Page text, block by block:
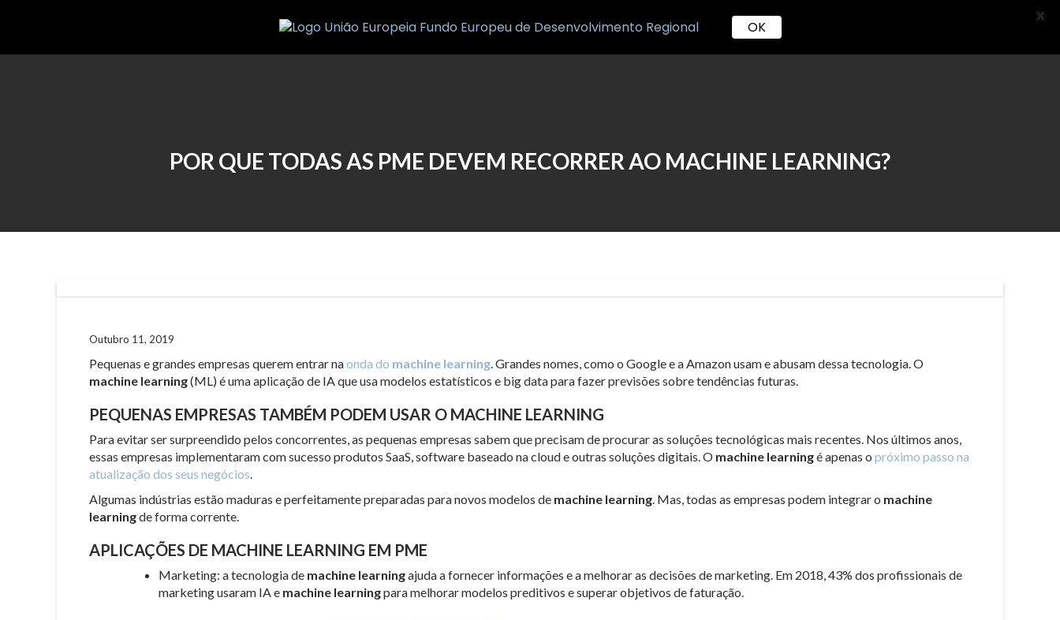
Serviços Loja
POR QUE TODAS AS PME DEVEM RECORRER AO MACHINE LEARNING?
Outubro 11, 2019
Pequenas e grandes empresas querem entrar naonda do machine learning. Grandes nomes, como o Google e a Amazon usam e abusam dessa tecnologia. O
machine learning(ML) é uma aplicação de IA que usa modelos estatísticos e big data para fazer previsões sobre tendências futuras.
PEQUENAS EMPRESAS TAMBÉM PODEM USAR O MACHINE LEARNING
Para evitar ser surpreendido pelos concorrentes, as pequenas empresas sabem que precisam de procurar as soluções tecnológicas mais recentes. Nos últimos anos,
essas empresas implementaram com sucesso produtos SaaS, software baseado na cloud e outras soluções digitais. O machine learningé apenas o próximo passo na
atualização dos seus negócios.
Algumas indústrias estão maduras e perfeitamente preparadas para novos modelos de machine learning. Mas, todas as empresas podem integrar o machine
learningde forma corrente.
APLICAÇÕES DE MACHINE LEARNING EM PME
Marketing: a tecnologia de machine learningajuda a fornecer informações ​​e a melhorar as decisões de marketing. Em 2018, 43% dos profissionais de
marketing usaram IA e machine learningpara melhorar modelos preditivos e superar objetivos de faturação.
OK
X